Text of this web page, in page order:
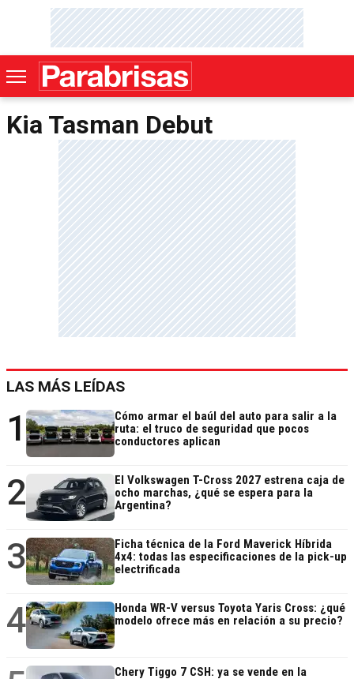
Kia Tasman Debut
LAS MÁS LEÍDAS
1
Cómo armar el baúl del auto para salir a la
ruta: el truco de seguridad que pocos
conductores aplican
2
El Volkswagen T-Cross 2027 estrena caja de
ocho marchas, ¿qué se espera para la
Argentina?
3
Ficha técnica de la Ford Maverick Híbrida
4x4: todas las especificaciones de la pick-up
electrificada
4
Honda WR-V versus Toyota Yaris Cross: ¿qué
modelo ofrece más en relación a su precio?
Chery Tiggo 7 CSH: ya se vende en la